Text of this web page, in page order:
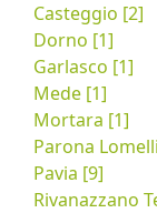
Casteggio [2]
Dorno [1]
Garlasco [1]
Mede [1]
Mortara [1]
Parona
Pavia [9]
Rivanazzano